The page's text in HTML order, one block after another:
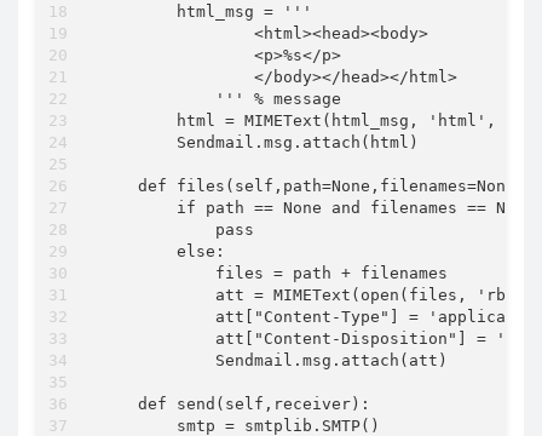
        html_msg = '''
                <html><head><body>
                <p>%s</p>
                </body></head></html>
            ''' % message
html = MIMEText(html_msg, 'html',
        Sendmail.msg.attach(html)
    def files(self,path=None,filenames=None):
if path == None and filenames ==
            pass
        else:
            files = path + filenames
att = MIMEText(open(files,
att["Content-Type"] =
att["Content-Disposition"] =
            Sendmail.msg.attach(att)
    def send(self,receiver):
        smtp = smtplib.SMTP()